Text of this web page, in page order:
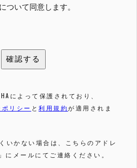
ついて同意します。
によって保護されており、
リシー と 利用規約が適用されま
いかない場合は、こちらのアドレ
メールにてご連絡ください。